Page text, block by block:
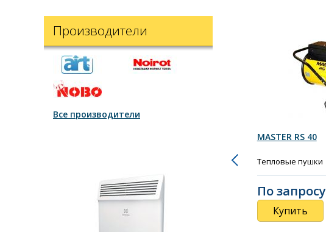
MASTER RS 40
Тепловые пушки
По запросу
Купить
Производители
Все производители